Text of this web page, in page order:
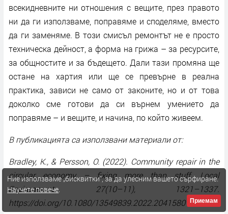
всекидневните ни отношения с вещите, през правото
ни да ги използваме, поправяме и споделяме, вместо
да ги заменяме. В този смисъл ремонтът не е просто
техническа дейност, а форма на грижа – за ресурсите,
за общностите и за бъдещето. Дали тази промяна ще
остане на хартия или ще се превърне в реална
практика, зависи не само от законите, но и от това
доколко сме готови да си върнем умението да
поправяме – и вещите, и начина, по който живеем.
В публикацията са използвани материали от:
Bradley, K., & Persson, O. (2022). Community repair in the
circular economy – fixing more than stuff. Local
Environment, 27(10–11), 1321–1337.
https://doi.org/10.1080/13549839.2022.2041580
Ние използваме „бисквитки“, за да улесним вашето сърфиране.
Научете повече.
Приемам